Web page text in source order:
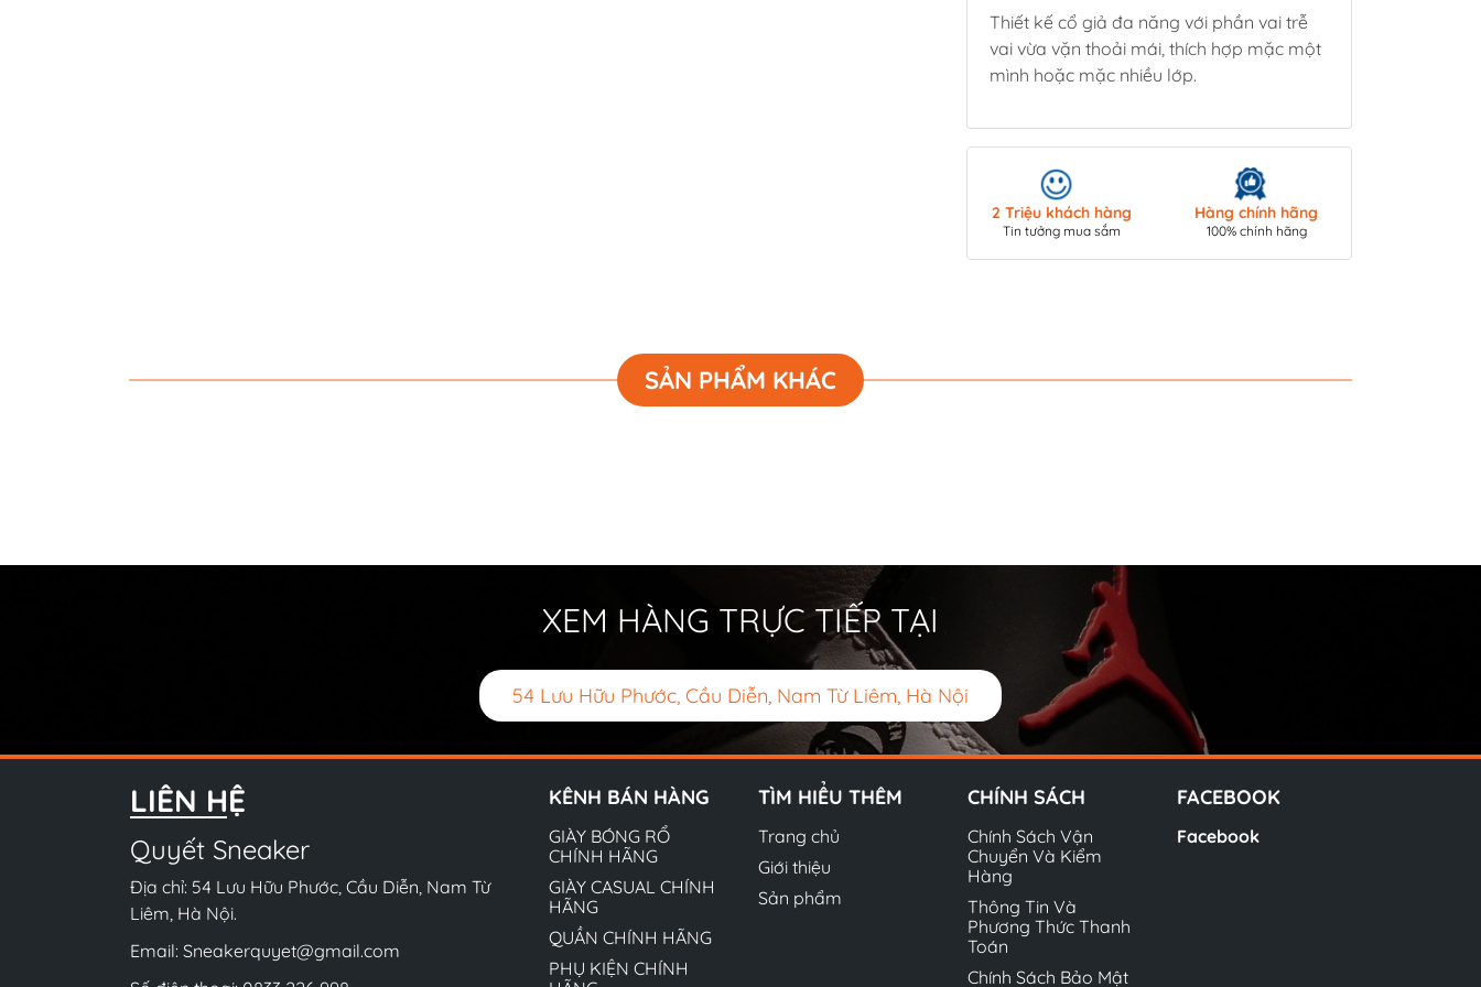
Thiết kế cổ giả đa năng với phần vai trễ
vai vừa vặn thoải mái, thích hợp mặc một
mình hoặc mặc nhiều lớp.
2 Triệu khách hàng
Tin tưởng mua sắm
Hàng chính hãng
100% chính hãng
SẢN PHẨM KHÁC
XEM HÀNG TRỰC TIẾP TẠI
54 Lưu Hữu Phước, Cầu Diễn, Nam Từ Liêm, Hà Nội
LIÊN HỆ
Quyết Sneaker
Địa chỉ: 54 Lưu Hữu Phước, Cầu Diễn, Nam Từ
Liêm, Hà Nội.
Email: Sneakerquyet@gmail.com
KÊNH BÁN HÀNG
GIÀY BÓNG RỔ
CHÍNH HÃNG
GIÀY CASUAL CHÍNH
HÃNG
QUẦN CHÍNH HÃNG
PHỤ KIỆN CHÍNH
TÌM HIỂU THÊM
Trang chủ
Giới thiệu
Sản phẩm
CHÍNH SÁCH
Chính Sách Vận
Chuyển Và Kiểm
Hàng
Thông Tin Và
Phương Thức Thanh
Toán
Chính Sách Bảo Mật
FACEBOOK
Facebook